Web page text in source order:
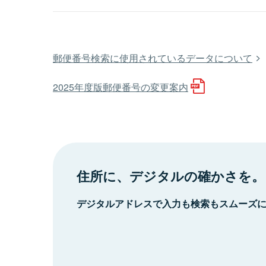
郵便番号検索に使用されているデータについて
2025年度版郵便番号の変更案内
住所に、デジタルの確かさを。
デジタルアドレスで入力も検索もスムーズ